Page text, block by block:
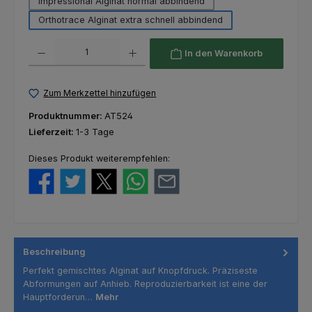
Orthotrace Alginat extra schnell abbindend
In den Warenkorb
Zum Merkzettel hinzufügen
Produktnummer: AT524
Lieferzeit: 1-3 Tage
Dieses Produkt weiterempfehlen:
Beschreibung
Perfekt gemischtes Alginat auf Knopfdruck. Präziseste
Abformungen auf Anhieb. Reproduzierbarkeit ist eine der
Hauptforderun… Mehr